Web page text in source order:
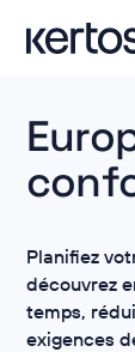
Planifiez
découvrez
temps,
exigences